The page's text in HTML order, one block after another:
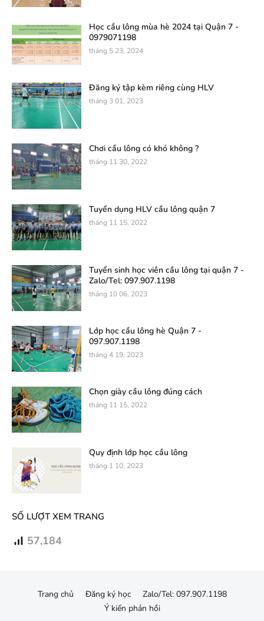
Học cầu lông mùa hè 2024 tại Quận 7 -
0979071198
tháng 5 23, 2024
Đăng ký tập kèm riêng cùng HLV
tháng 3 01, 2023
Chơi cầu lông có khó không ?
tháng 11 30, 2022
Tuyển dụng HLV cầu lông quận 7
tháng 11 15, 2022
Tuyển sinh học viên cầu lông tại quận 7 -
Zalo/Tel: 097.907.1198
tháng 10 06, 2023
Lớp học cầu lông hè Quận 7 -
097.907.1198
tháng 4 19, 2023
Chọn giày cầu lông đúng cách
tháng 11 15, 2022
Quy định lớp học cầu lông
tháng 1 10, 2023
SỐ LƯỢT XEM TRANG
57,184
Trang chủ Đăng ký học
Zalo/Tel: 097.907.1198
Ý kiến phản hồi